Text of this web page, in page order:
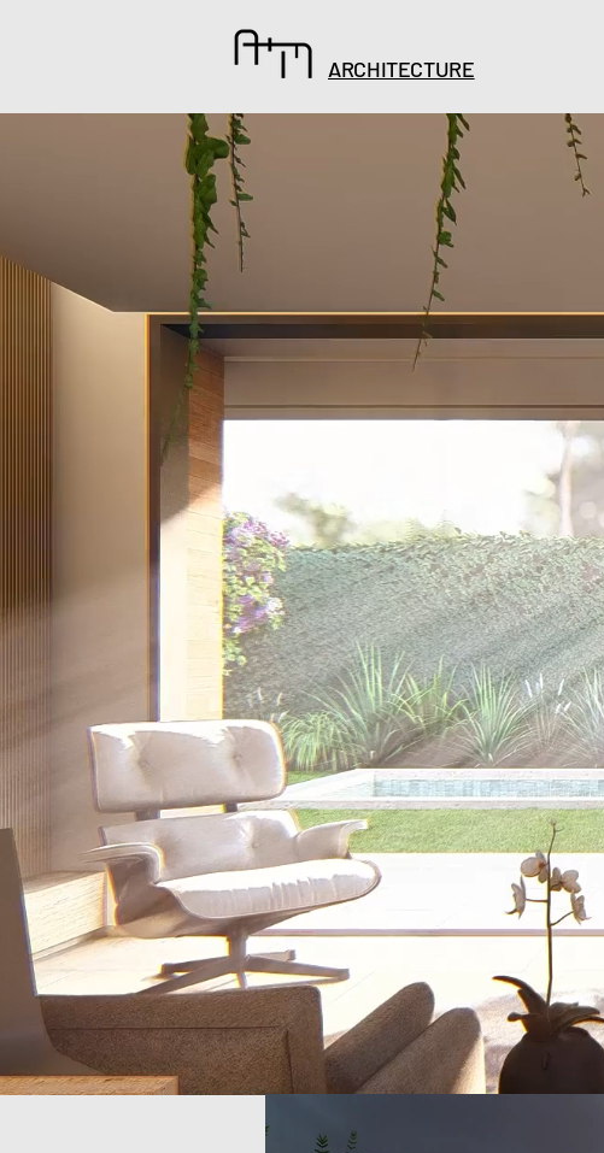
ARCHITECTURE